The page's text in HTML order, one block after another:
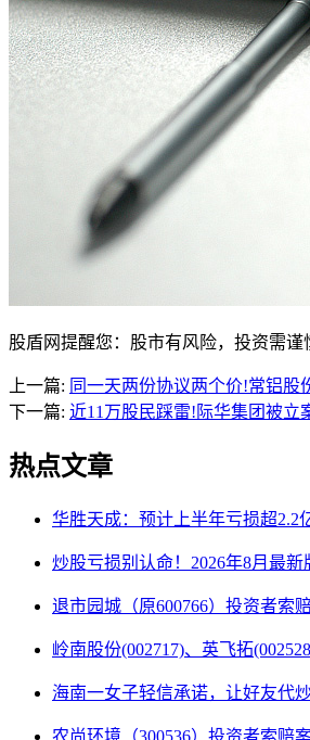
股盾网提醒您：股市有风险，投资需谨
上一篇: 同一天两份协议两个价!常铝股
下一篇: 近11万股民踩雷!际华集团被立
热点文章
华胜天成：预计上半年亏损超2.2
炒股亏损别认命！2026年8月最
退市园城（原600766）投资者索
岭南股份(002717)、英飞拓
海南一女子轻信承诺，让好友代
农尚环境（300536）投资者索赔